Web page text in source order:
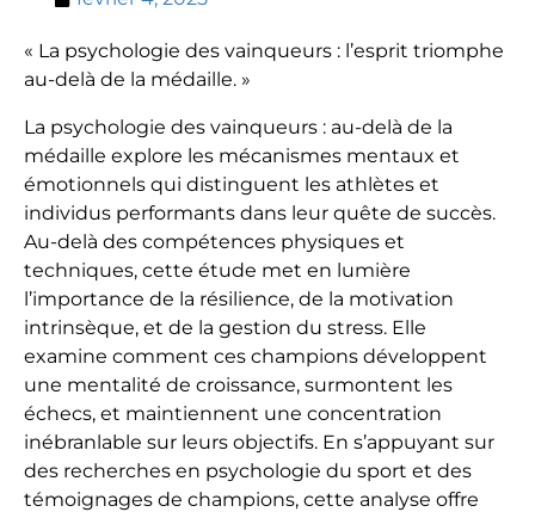
« La psychologie des vainqueurs : l’esprit triomphe
au-delà de la médaille. »
La psychologie des vainqueurs : au-delà de la
médaille explore les mécanismes mentaux et
émotionnels qui distinguent les athlètes et
individus performants dans leur quête de succès.
Au-delà des compétences physiques et
techniques, cette étude met en lumière
l’importance de la résilience, de la motivation
intrinsèque, et de la gestion du stress. Elle
examine comment ces champions développent
une mentalité de croissance, surmontent les
échecs, et maintiennent une concentration
inébranlable sur leurs objectifs. En s’appuyant sur
des recherches en psychologie du sport et des
témoignages de champions, cette analyse offre